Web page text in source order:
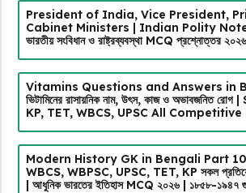
President of India, Vice President,
Cabinet Ministers | Indian Polity
ভারতীয় সংবিধান ও রাষ্ট্রব্যবস্থা MCQ প্রশ্নোত্তর ২০২৬
Vitamins Questions and Answers in
ভিটামিনের রাসায়নিক নাম, উৎস, কাজ ও অভাবজনিত
KP, TET, WBCS, UPSC All
Modern History GK in Bengali Part
WBCS, WBPSC, UPSC, TET, KP সকল
| আধুনিক ভারতের ইতিহাস MCQ ২০২৬ | ১৮৫৮-১৯৪৭